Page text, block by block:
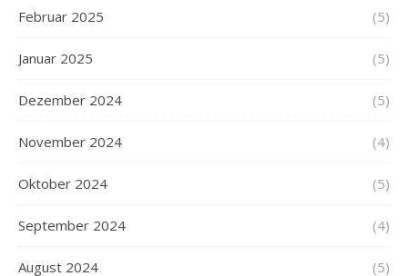
Februar 2025 (5)
Januar 2025 (5)
Dezember 2024 (5)
November 2024 (4)
Oktober 2024 (5)
September 2024 (4)
August 2024 (5)